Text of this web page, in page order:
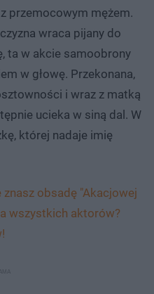
przemocowym mężem.
wraca pijany do
ta w akcie samoobrony
w głowę. Przekonana,
i wraz z matką
ucieka w siną dal. W
której nadaje imię
obsadę "Akacjowej
wszystkich aktorów?